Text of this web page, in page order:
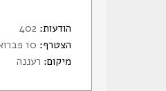
הודעות:
הצטרף:
מיקום: רעננה